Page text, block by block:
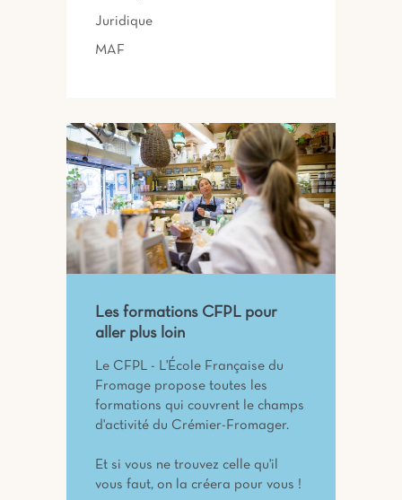
Juridique
MAF
Les formations CFPL pour
aller plus loin
Le CFPL - L'École Française du
Fromage propose toutes les
formations qui couvrent le champs
d'activité du Crémier-Fromager.
Et si vous ne trouvez celle qu'il
vous faut, on la créera pour vous !